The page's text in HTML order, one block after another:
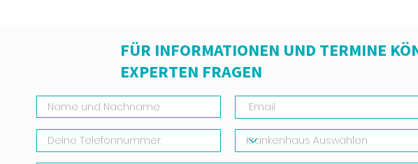
FÜR INFORMATIONEN UND TERMINE
EXPERTEN FRAGEN